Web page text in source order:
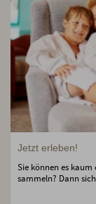
Jetzt erleben!
Sie können es
sammeln? Dann